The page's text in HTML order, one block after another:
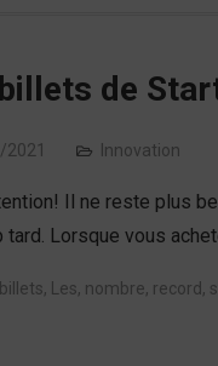
de
Innovation
Il ne reste plus
tard. Lorsque vous
billets, Les, nombre, record ,